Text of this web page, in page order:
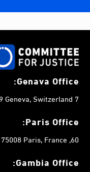
Genava Office:
7 chemin de Balexert, Châtelaine,1219 Geneva, Switzerland.
Paris Office:
60, rue François 1er, 75008 Paris, France.
Gambia Office: